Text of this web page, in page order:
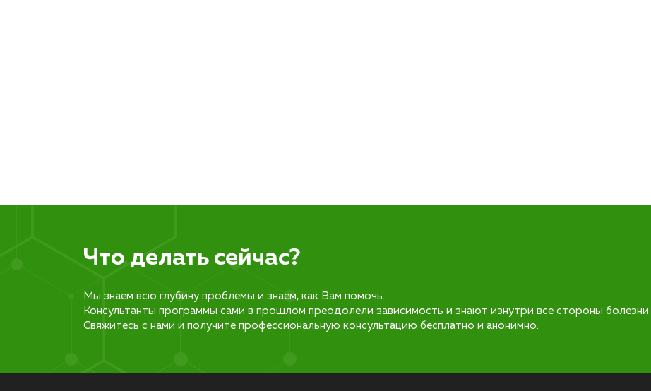
Что делать сейчас?
Мы знаем всю глубину проблемы и знаем, как Вам помочь.
Консультанты программы сами в прошлом преодолели зависимость и знают изнутри все стороны болезни.
Свяжитесь с нами и получите профессиональную консультацию бесплатно и анонимно.